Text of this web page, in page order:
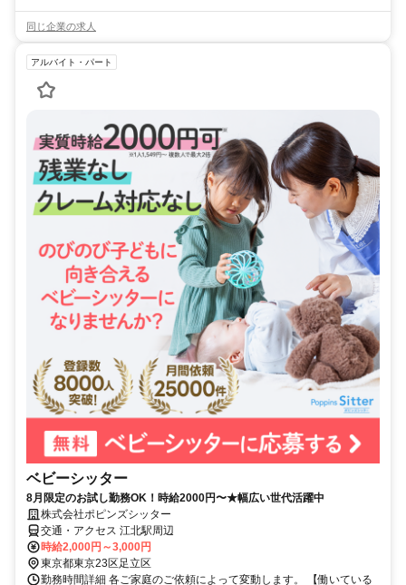
同じ企業の求人
アルバイト・パート
ベビーシッター
8月限定のお試し勤務OK！時給2000円〜★幅広い世代活躍中
株式会社ポピンズシッター
交通・アクセス 江北駅周辺
時給2,000円～3,000円
東京都東京23区足立区
勤務時間詳細 各ご家庭のご依頼によって変動します。 【働いている